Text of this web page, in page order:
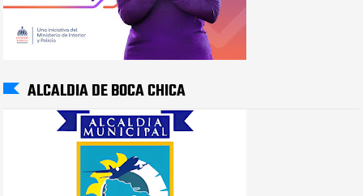
ALCALDIA DE BOCA CHICA